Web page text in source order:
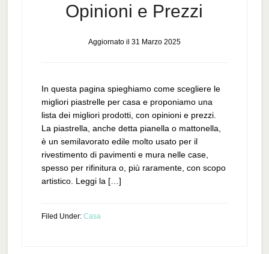
Opinioni e Prezzi
Aggiornato il 31 Marzo 2025
In questa pagina spieghiamo come scegliere le
migliori piastrelle per casa e proponiamo una
lista dei migliori prodotti, con opinioni e prezzi.
La piastrella, anche detta pianella o mattonella,
è un semilavorato edile molto usato per il
rivestimento di pavimenti e mura nelle case,
spesso per rifinitura o, più raramente, con scopo
artistico. Leggi la […]
Filed Under: Casa